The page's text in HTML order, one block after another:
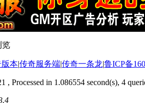
览
本|传奇服务端|传奇一条龙|鲁ICP备
, Processed in 1.086554 second(s), 4